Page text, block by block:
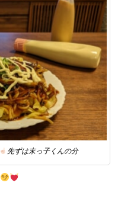
先ずは末っ子くんの分